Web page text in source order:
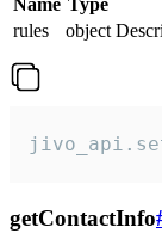
Name Type
rules
object
getContactInfo